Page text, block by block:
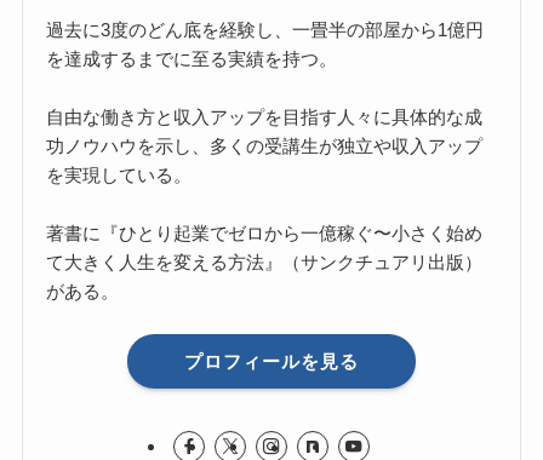
過去に3度のどん底を経験し、一畳半の部屋から1億円
を達成するまでに至る実績を持つ。
自由な働き方と収入アップを目指す人々に具体的な成
功ノウハウを示し、多くの受講生が独立や収入アップ
を実現している。
著書に『ひとり起業でゼロから一億稼ぐ〜小さく始め
て大きく人生を変える方法』（サンクチュアリ出版）
がある。
プロフィールを見る